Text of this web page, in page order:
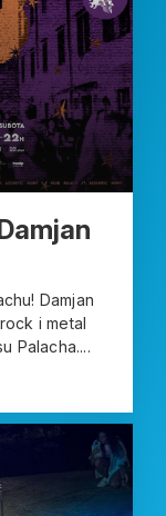
Damjan
i metal
Palacha....